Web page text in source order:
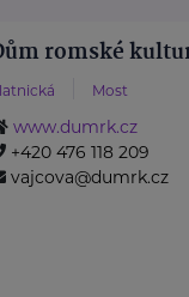
romské
Most
www.dumrk.cz
+420 476 118 209
vajcova@dumrk.cz